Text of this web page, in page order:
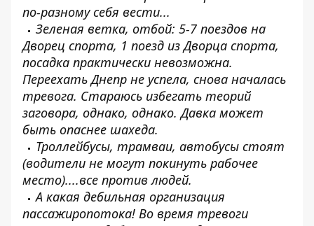
по-разному себя вести...
Зеленая ветка, отбой: 5-7 поездов на
Дворец спорта, 1 поезд из Дворца спорта,
посадка практически невозможна.
Переехать Днепр не успела, снова началась
тревога. Стараюсь избегать теорий
заговора, однако, однако. Давка может
быть опаснее шахеда.
Троллейбусы, трамваи, автобусы стоят
(водители не могут покинуть рабочее
место)....все против людей.
А какая дебильная организация
пассажиропотока! Во время тревоги